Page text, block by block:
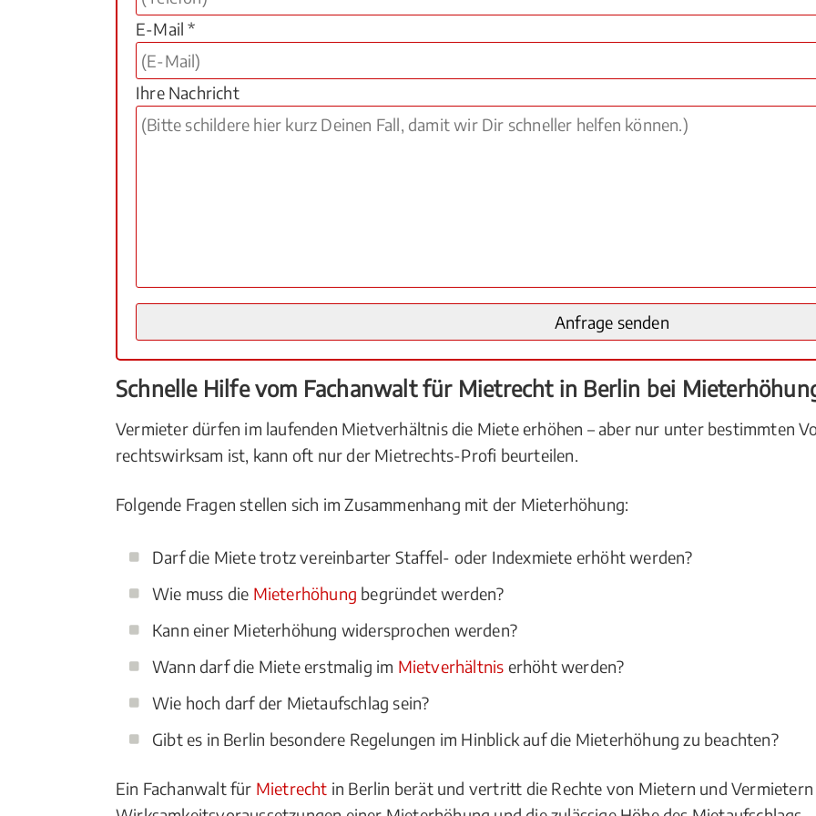
E-Mail *
Ihre Nachricht
Schnelle Hilfe vom Fachanwalt für Mietrecht in Berlin bei
Vermieter dürfen im laufenden Mietverhältnis die Miete erhöhen – aber nur unter bestimmten
rechtswirksam ist, kann oft nur der Mietrechts-Profi beurteilen.
Folgende Fragen stellen sich im Zusammenhang mit der Mieterhöhung:
Darf die Miete trotz vereinbarter Staffel- oder Indexmiete erhöht werden?
Wie muss die Mieterhöhung begründet werden?
Kann einer Mieterhöhung widersprochen werden?
Wann darf die Miete erstmalig im Mietverhältnis erhöht werden?
Wie hoch darf der Mietaufschlag sein?
Gibt es in Berlin besondere Regelungen im Hinblick auf die Mieterhöhung zu beachten?
Ein Fachanwalt für Mietrecht in Berlin berät und vertritt die Rechte von Mietern und